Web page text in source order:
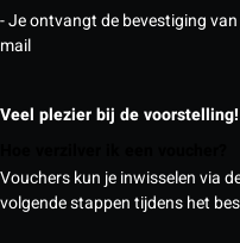
- Je ontvangt de bevestiging
mail
Veel plezier bij de voorstelling!
Vouchers kun je inwisselen via
volgende stappen tijdens het